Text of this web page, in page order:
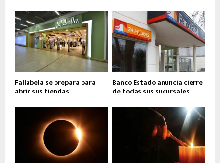
Fallabela se prepara para
abrir sus tiendas
Banco Estado anuncia cierre
de todas sus sucursales